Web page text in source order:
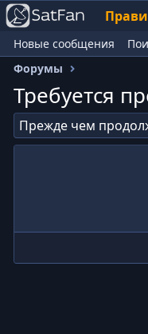
Новые сообщения
Форумы
Требуется
Прежде чем